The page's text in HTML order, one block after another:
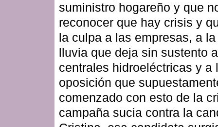
suministro hogareño y que
reconocer que hay crisis y
la culpa a las empresas, a
lluvia que deja sin sustento
centrales hidroeléctricas y a
oposición que
comenzado con esto de la
campaña sucia contra la